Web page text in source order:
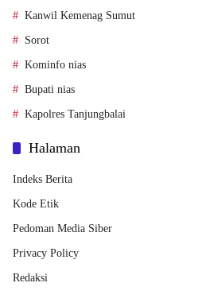
Kanwil Kemenag Sumut
Sorot
Kominfo nias
Bupati nias
Kapolres Tanjungbalai
Halaman
Indeks Berita
Kode Etik
Pedoman Media Siber
Privacy Policy
Redaksi